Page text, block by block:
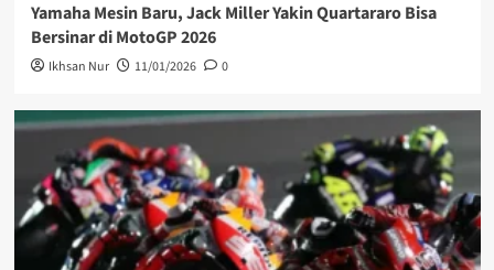
Yamaha Mesin Baru, Jack Miller Yakin Quartararo Bisa
Bersinar di MotoGP 2026
Ikhsan Nur 11/01/2026 0